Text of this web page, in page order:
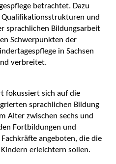
betrachtet. Dazu
Qualifikationsstrukturen und
sprachlichen Bildungsarbeit
Schwerpunkten der
in Sachsen
verbreitet.
fokussiert sich auf die
sprachlichen Bildung
Alter zwischen sechs und
Fortbildungen und
angeboten, die die
erleichtern sollen.